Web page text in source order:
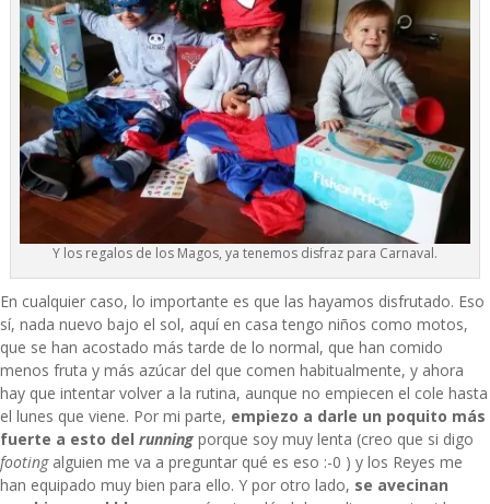
Y los regalos de los Magos, ya tenemos disfraz para Carnaval.
En cualquier caso, lo importante es que las hayamos disfrutado. Eso
sí, nada nuevo bajo el sol, aquí en casa tengo niños como motos,
que se han acostado más tarde de lo normal, que han comido
menos fruta y más azúcar del que comen habitualmente, y ahora
hay que intentar volver a la rutina, aunque no empiecen el cole hasta
el lunes que viene. Por mi parte, empiezo a darle un poquito más
fuerte a esto del running porque soy muy lenta (creo que si digo
footingalguien me va a preguntar qué es eso :-0 ) y los Reyes me
han equipado muy bien para ello. Y por otro lado, se avecinan